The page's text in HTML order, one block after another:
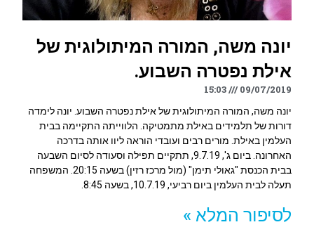
יונה משה, המורה המיתולוגית של
אילת נפטרה השבוע.
09/07/2019
15:03
יונה משה, המורה המיתולוגית של אילת נפטרה השבוע. יונה לימדה
דורות של תלמידים באילת ‏מתמטיקה. הלווייתה התקיימה בבית
העלמין באילת. מורים רבים ועובדי הוראה ליוו אותה בדרכה
‏האחרונה. ‏ביום ג', 9.7.19, תתקיים תפילה וסעודה לסיום השבעה
בבית הכנסת "גאולי תימן" (מול מרכז רזין) ‏בשעה 20:15.‏ המשפחה
תעלה לבית העלמין ביום רביעי, 10.7.19, בשעה 8:45.‏
לסיפור המלא »